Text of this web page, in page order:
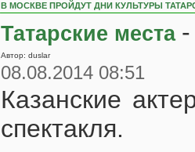
В МОСКВЕ ПРОЙДУТ ДНИ КУЛЬТУРЫ
Татарские места
Автор: duslar
08.08.2014 08:51
Казанские
спектакля.